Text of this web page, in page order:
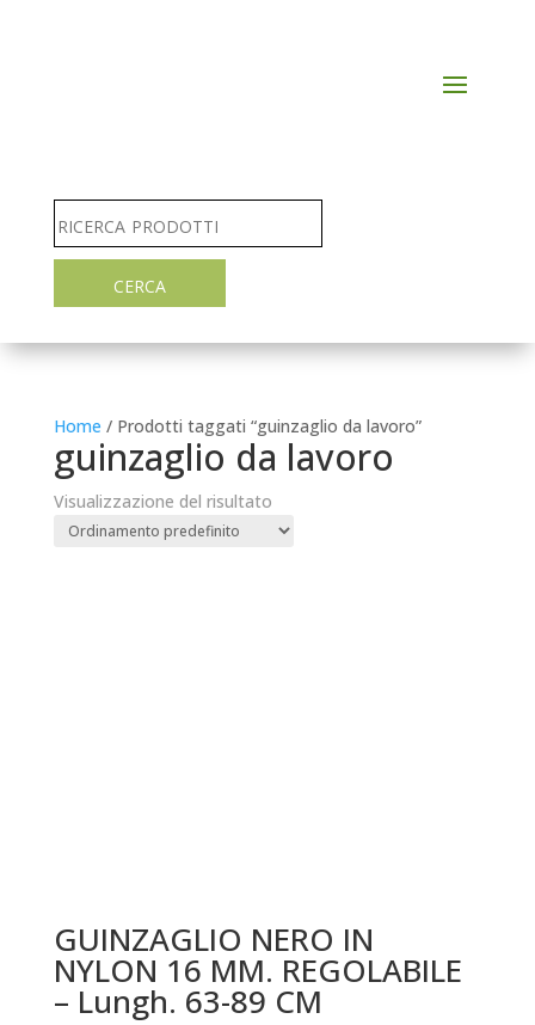
Home / Prodotti taggati “guinzaglio da lavoro”
guinzaglio da lavoro
Visualizzazione del risultato
GUINZAGLIO NERO IN
NYLON 16 MM. REGOLABILE
– Lungh. 63-89 CM